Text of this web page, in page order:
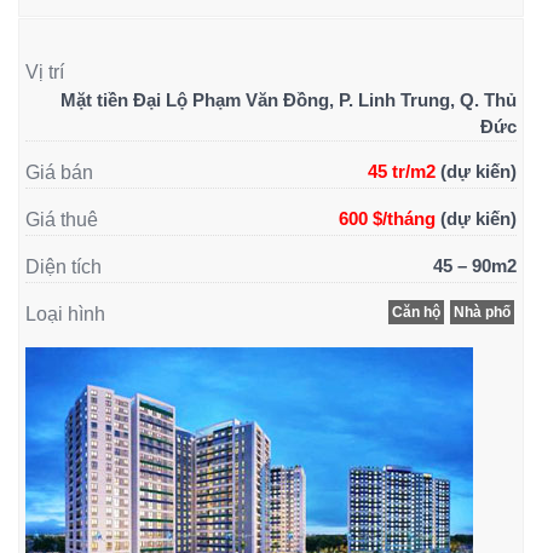
Vị trí
Mặt tiền Đại Lộ Phạm Văn Đồng, P. Linh Trung, Q. Thủ
Đức
Giá bán 45 tr/m2 (dự kiến)
Giá thuê 600 $/tháng (dự kiến)
Diện tích 45 – 90m2
Loại hình Căn hộ Nhà phố